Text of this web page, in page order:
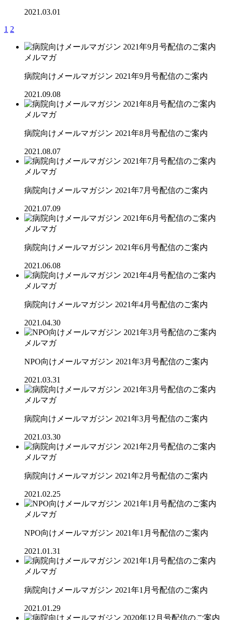
2021.03.01
1 2
メルマガ
病院向けメールマガジン 2021年9月号配信のご案内
2021.09.08
メルマガ
病院向けメールマガジン 2021年8月号配信のご案内
2021.08.07
メルマガ
病院向けメールマガジン 2021年7月号配信のご案内
2021.07.09
メルマガ
病院向けメールマガジン 2021年6月号配信のご案内
2021.06.08
メルマガ
病院向けメールマガジン 2021年4月号配信のご案内
2021.04.30
メルマガ
NPO向けメールマガジン 2021年3月号配信のご案内
2021.03.31
メルマガ
病院向けメールマガジン 2021年3月号配信のご案内
2021.03.30
メルマガ
病院向けメールマガジン 2021年2月号配信のご案内
2021.02.25
メルマガ
NPO向けメールマガジン 2021年1月号配信のご案内
2021.01.31
メルマガ
病院向けメールマガジン 2021年1月号配信のご案内
2021.01.29